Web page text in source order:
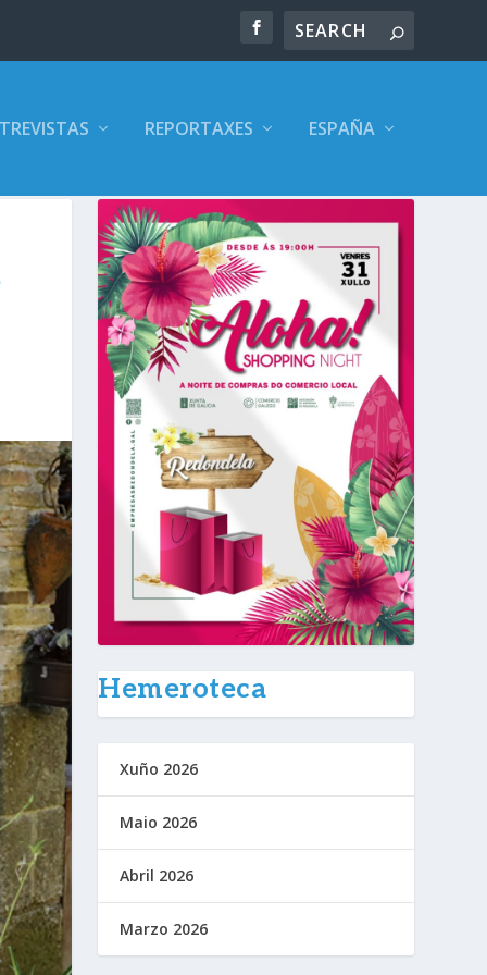
REPORTAXES ESPAÑA
Hemeroteca
Xuño 2026
Maio 2026
Abril 2026
Marzo 2026